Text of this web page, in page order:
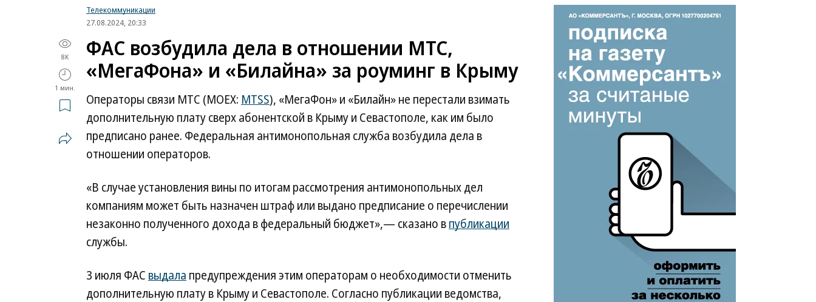
Телекоммуникации
27.08.2024, 20:33
8K
1 мин.
ФАС возбудила дела в отношении МТС,
«МегаФона» и «Билайна» за роуминг в Крыму
Операторы связи МТС (MOEX: MTSS), «МегаФон» и «Билайн» не перестали взимать
дополнительную плату сверх абонентской в Крыму и Севастополе, как им было
предписано ранее. Федеральная антимонопольная служба возбудила дела в
отношении операторов.
«В случае установления вины по итогам рассмотрения антимонопольных дел
компаниям может быть назначен штраф или выдано предписание о перечислении
незаконно полученного дохода в федеральный бюджет»,— сказано впубликации
службы.
3 июля ФАС выдала предупреждения этим операторам о необходимости отменить
дополнительную плату в Крыму и Севастополе. Согласно публикации ведомства,